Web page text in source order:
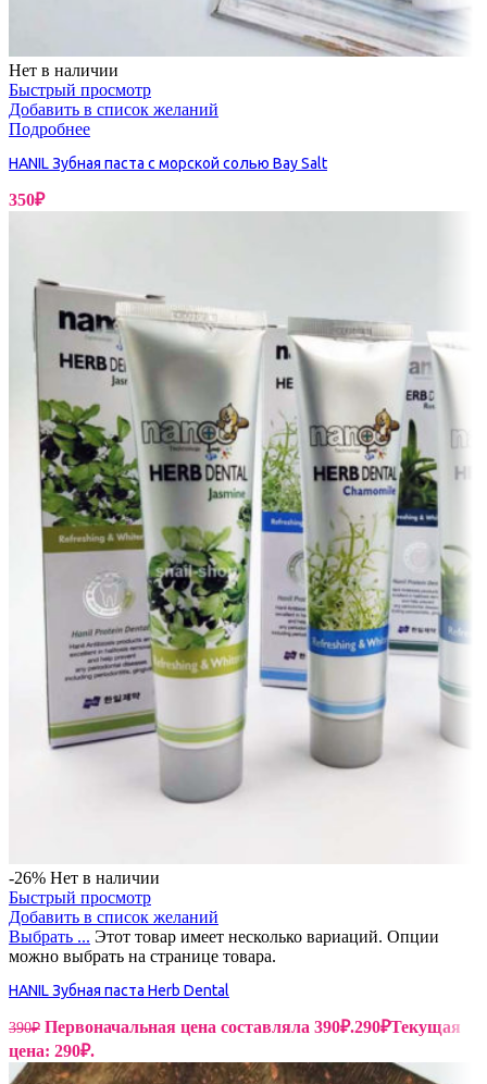
Нет в наличии
Быстрый просмотр
Добавить в список желаний
Подробнее
HANIL Зубная паста с морской солью Bay Salt
350₽
-26% Нет в наличии
Быстрый просмотр
Добавить в список желаний
Выбрать ... Этот товар имеет несколько вариаций. Опции
можно выбрать на странице товара.
HANIL Зубная паста Herb Dental
390₽ Первоначальная цена составляла 390₽.290₽Текущая
цена: 290₽.